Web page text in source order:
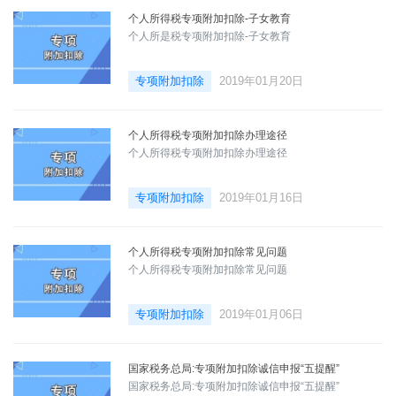
个人所得税专项附加扣除-子女教育
个人所是税专项附加扣除-子女教育
专项附加扣除 2019年01月20日
个人所得税专项附加扣除办理途径
个人所得税专项附加扣除办理途径
专项附加扣除 2019年01月16日
个人所得税专项附加扣除常见问题
个人所得税专项附加扣除常见问题
专项附加扣除 2019年01月06日
国家税务总局:专项附加扣除诚信申报“五提醒”
国家税务总局:专项附加扣除诚信申报“五提醒”